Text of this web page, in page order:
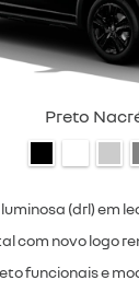
Preto
(drl) em
com novo logo
funcionais e